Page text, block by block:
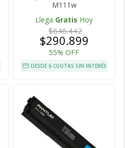
M111w
Llega Gratis Hoy
$646.442
$290.899
55% OFF
DESDE 6 CUOTAS SIN INTERÉS